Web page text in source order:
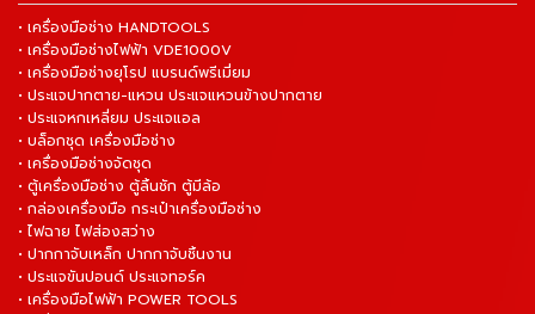
• เครื่องมือช่าง HANDTOOLS
• เครื่องมือช่างไฟฟ้า VDE1000V
• เครื่องมือช่างยุโรป แบรนด์พรีเมี่ยม
• ประแจปากตาย-แหวน ประแจแหวนข้างปากตาย
• ประแจหกเหลี่ยม ประแจแอล
• บล็อกชุด เครื่องมือช่าง
• เครื่องมือช่างจัดชุด
• ตู้เครื่องมือช่าง ตู้ลิ้นชัก ตู้มีล้อ
• กล่องเครื่องมือ กระเป๋าเครื่องมือช่าง
• ไฟฉาย ไฟส่องสว่าง
• ปากกาจับเหล็ก ปากกาจับชิ้นงาน
• ประแจขันปอนด์ ประแจทอร์ค
• เครื่องมือไฟฟ้า POWER TOOLS